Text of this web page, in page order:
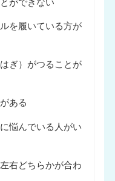
ができない
を履いている方が
ぎ）がつることが
ある
悩んでいる人がい
右どちらかが合わ